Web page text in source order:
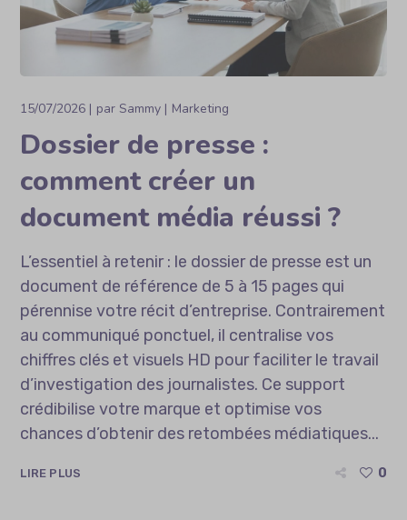
15/07/2026 parSammy Marketing
Dossier de presse :
comment créer un
document média réussi ?
L’essentiel à retenir : le dossier de presse est un
document de référence de 5 à 15 pages qui
pérennise votre récit d’entreprise. Contrairement
au communiqué ponctuel, il centralise vos
chiffres clés et visuels HD pour faciliter le travail
d’investigation des journalistes. Ce support
crédibilise votre marque et optimise vos
chances d’obtenir des retombées médiatiques...
LIRE PLUS 0